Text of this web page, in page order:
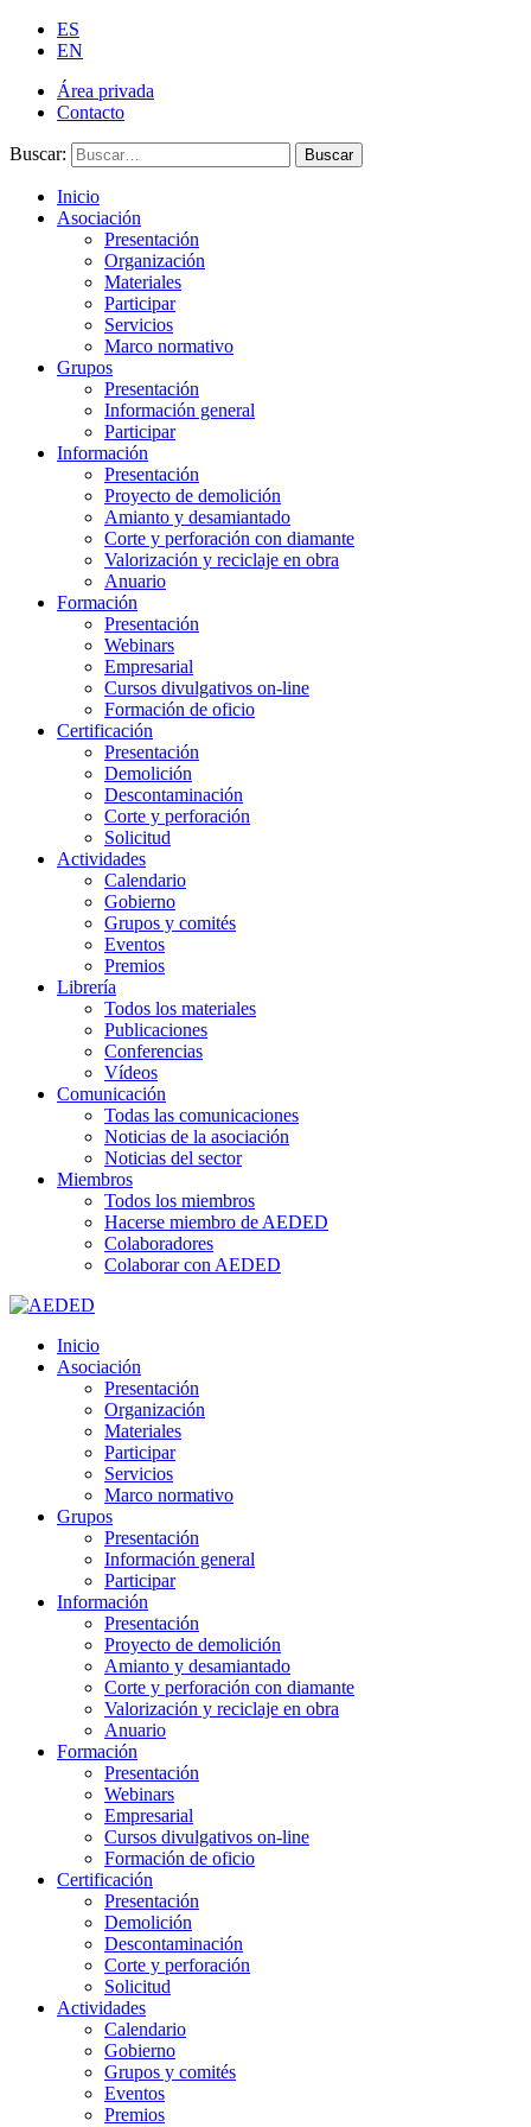
ES
EN
Área privada
Contacto
Buscar: Buscar
Inicio
Asociación
Presentación
Organización
Materiales
Participar
Servicios
Marco normativo
Grupos
Presentación
Información general
Participar
Información
Presentación
Proyecto de demolición
Amianto y desamiantado
Corte y perforación con diamante
Valorización y reciclaje en obra
Anuario
Formación
Presentación
Webinars
Empresarial
Cursos divulgativos on-line
Formación de oficio
Certificación
Presentación
Demolición
Descontaminación
Corte y perforación
Solicitud
Actividades
Calendario
Gobierno
Grupos y comités
Eventos
Premios
Librería
Todos los materiales
Publicaciones
Conferencias
Vídeos
Comunicación
Todas las comunicaciones
Noticias de la asociación
Noticias del sector
Miembros
Todos los miembros
Hacerse miembro de AEDED
Colaboradores
Colaborar con AEDED
Inicio
Asociación
Presentación
Organización
Materiales
Participar
Servicios
Marco normativo
Grupos
Presentación
Información general
Participar
Información
Presentación
Proyecto de demolición
Amianto y desamiantado
Corte y perforación con diamante
Valorización y reciclaje en obra
Anuario
Formación
Presentación
Webinars
Empresarial
Cursos divulgativos on-line
Formación de oficio
Certificación
Presentación
Demolición
Descontaminación
Corte y perforación
Solicitud
Actividades
Calendario
Gobierno
Grupos y comités
Eventos
Premios